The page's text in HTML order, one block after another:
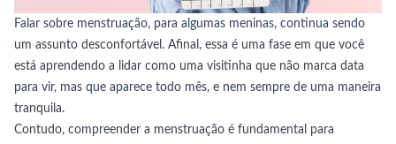
Falar sobre menstruação, para algumas meninas, continua sendo
um assunto desconfortável. Afinal, essa é uma fase em que você
está aprendendo a lidar como uma visitinha que não marca data
para vir, mas que aparece todo mês, e nem sempre de uma maneira
tranquila.
Contudo, compreender a menstruação é fundamental para